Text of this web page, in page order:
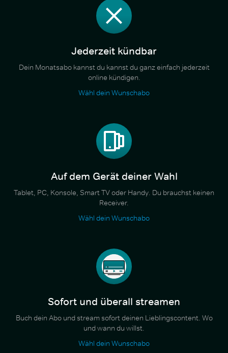
Jederzeit kündbar
Dein Monatsabo kannst du kannst du ganz einfach jederzeit
online kündigen.
Wähl dein Wunschabo
Auf dem Gerät deiner Wahl
Tablet, PC, Konsole, Smart TV oder Handy. Du brauchst keinen
Receiver.
Wähl dein Wunschabo
Sofort und überall streamen
Buch dein Abo und stream sofort deinen Lieblingscontent. Wo
und wann du willst.
Wähl dein Wunschabo